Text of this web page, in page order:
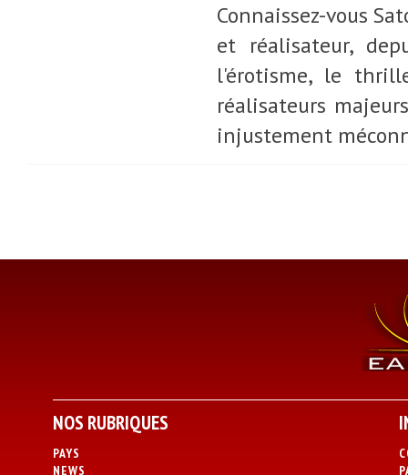
Connaissez-vous
et réalisateur,
l'érotisme, le
réalisateurs
injustement
NOS RUBRIQUES
PAYS
NEWS